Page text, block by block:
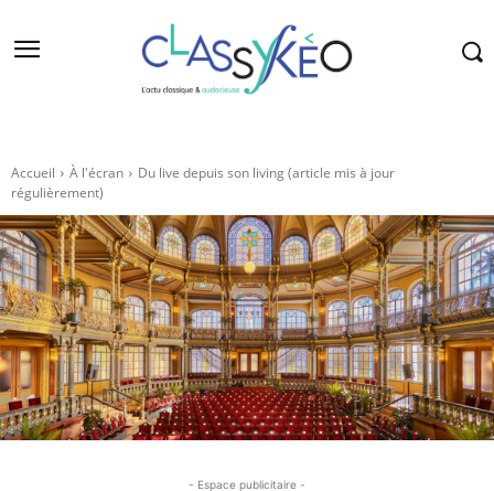
Accueil À l'écran
Du live depuis son living (article mis à jour
régulièrement)
- Espace publicitaire -